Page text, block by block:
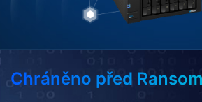
Chráněno před